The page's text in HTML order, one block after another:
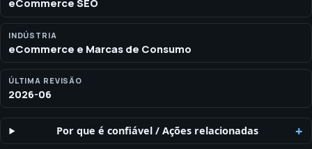
precisa, visível, validada e mantida.
eCommerce SEO
INDÚSTRIA
eCommerce e Marcas de Consumo
ÚLTIMA REVISÃO
2026-06
Por que é confiável /Ações relacionadas